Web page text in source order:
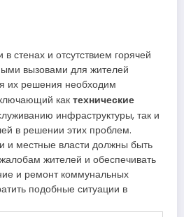
стенах и отсутствием горячей
вызовами для жителей
их решения необходим
как технические
инфраструктуры, так и
в решении этих проблем.
и местные власти должны быть
жителей и обеспечивать
и ремонт коммунальных
подобные ситуации в